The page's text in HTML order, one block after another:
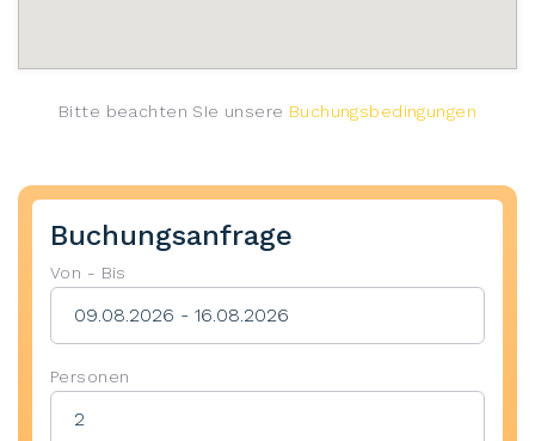
Bitte beachten SIe unsere Buchungsbedingungen
Buchungsanfrage
Von - Bis
Personen